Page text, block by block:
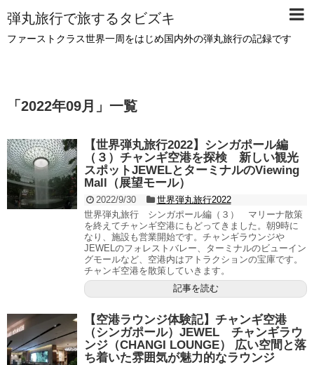
弾丸旅行で旅するタビズキ
ファーストクラス世界一周をはじめ国内外の弾丸旅行の記録です
「 2022年09月 」 一覧
【世界弾丸旅行2022】シンガポール編
（３）チャンギ空港を探検 新しい観光
スポットJEWELとターミナルのViewing
Mall（展望モール）
2022/9/30
世界弾丸旅行2022
世界弾丸旅行 シンガポール編（３） マリーナ散策
を終えてチャンギ空港にもどってきました。朝9時に
なり、施設も営業開始です。チャンギラウンジや
JEWELのフォレストバレー、ターミナルのビューイン
グモールなど、空港内はアトラクションの宝庫です。
チャンギ空港を散策していきます。
記事を読む
【空港ラウンジ体験記】チャンギ空港
（シンガポール）JEWEL チャンギラウ
ンジ（CHANGI LOUNGE） 広い空間と落
ち着いた雰囲気が魅力的なラウンジ